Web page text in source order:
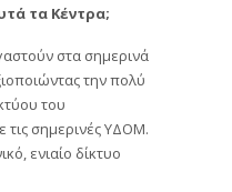
τα Κέντρα;
στα σημερινά
την πολύ
του
σημερινές ΥΔΟΜ.
ενιαίο δίκτυο